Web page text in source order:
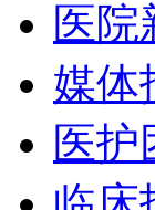
医院
媒体
医护